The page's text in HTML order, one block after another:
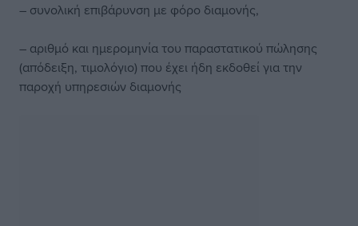
– συνολική επιβάρυνση με φόρο διαμονής,
– αριθμό και ημερομηνία του παραστατικού πώλησης
(απόδειξη, τιμολόγιο) που έχει ήδη εκδοθεί για την
παροχή υπηρεσιών διαμονής